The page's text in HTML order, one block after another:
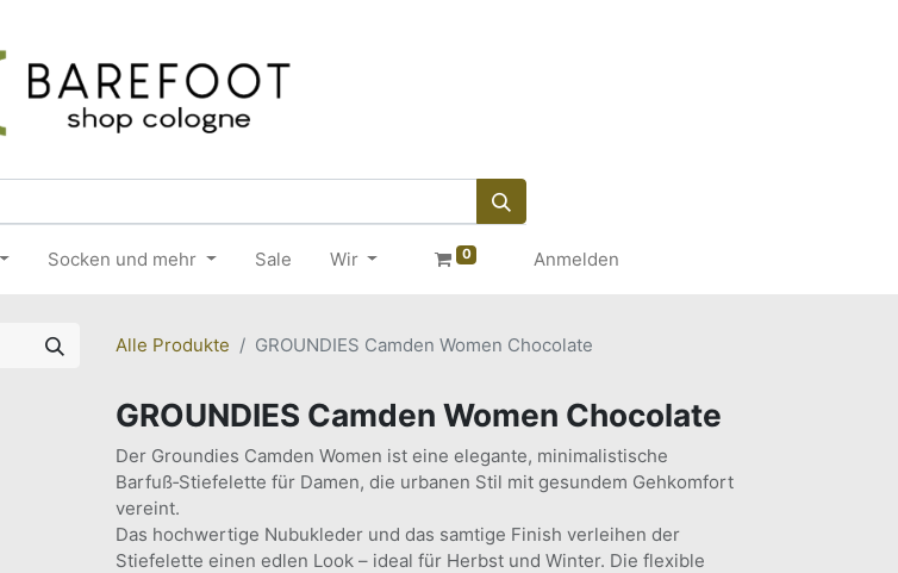
Socken und mehr Sale Wir 0 Anmelden
Alle Produkte GROUNDIES Camden Women Chocolate
GROUNDIES Camden Women Chocolate
Der Groundies Camden Women ist eine elegante, minimalistische
Barfuß‑Stiefelette für Damen, die urbanen Stil mit gesundem Gehkomfort
vereint.
Das hochwertige Nubukleder und das samtige Finish verleihen der
Stiefelette einen edlen Look – ideal für Herbst und Winter. Die flexible